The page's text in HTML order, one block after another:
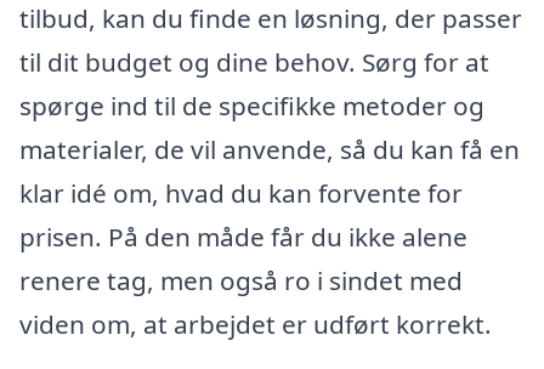
tilbud, kan du finde en løsning, der passer
til dit budget og dine behov. Sørg for at
spørge ind til de specifikke metoder og
materialer, de vil anvende, så du kan få en
klar idé om, hvad du kan forvente for
prisen. På den måde får du ikke alene
renere tag, men også ro i sindet med
viden om, at arbejdet er udført korrekt.